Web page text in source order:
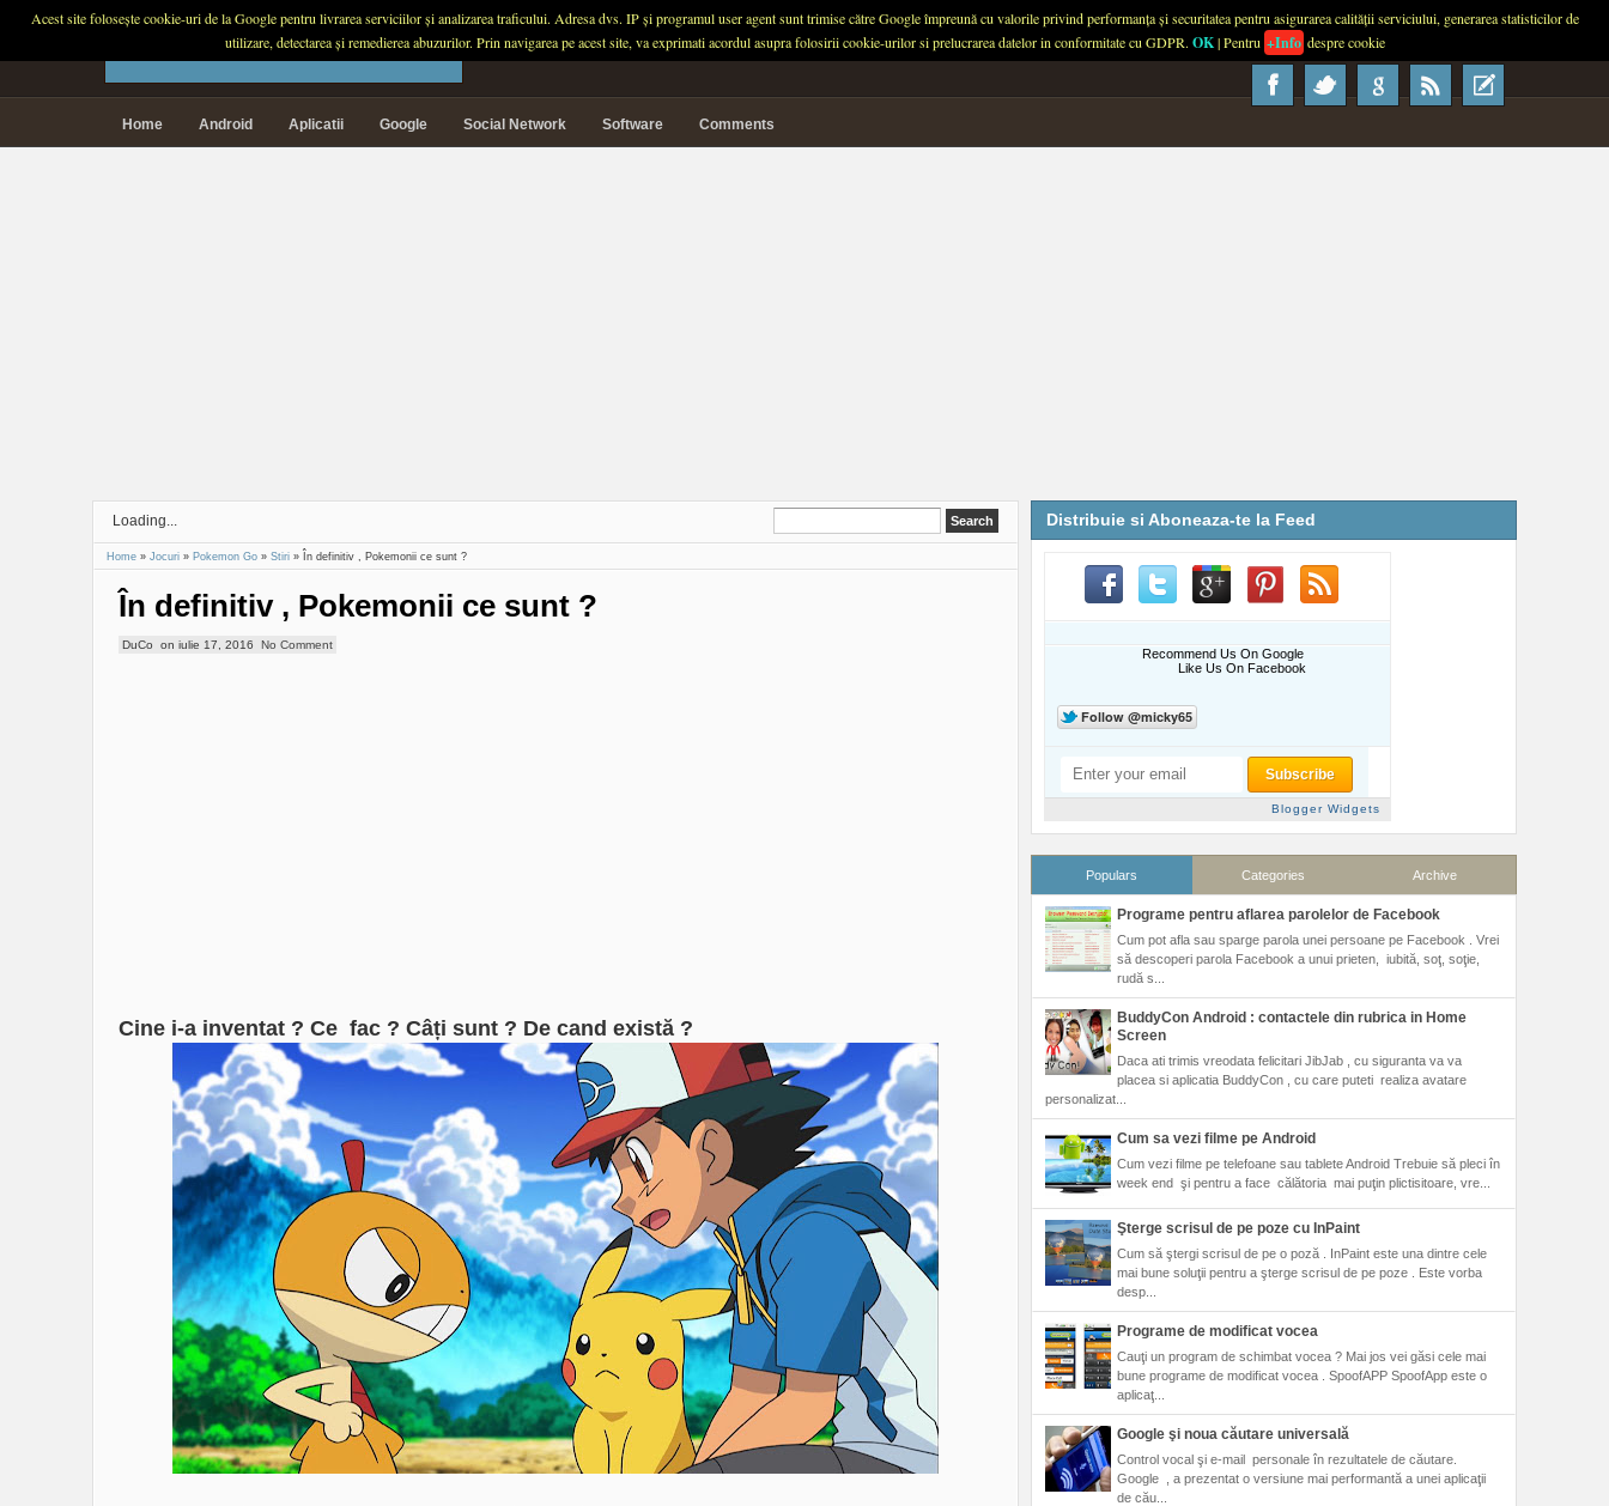
About Contact Advertise Usage
PLANETA TECH
Home Android Aplicatii Google Social Network Software Comments
Loading...
Home » Jocuri » Pokemon Go » Stiri » În definitiv , Pokemonii ce sunt ?
În definitiv , Pokemonii ce sunt ?
DuCo on iulie 17, 2016 No Comment
Cine i-a inventat ? Ce fac ? Câți sunt ? De cand există ?
Distribuie si Aboneaza-te la Feed
Recommend Us On Google
Like Us On Facebook
Blogger Widgets
Populars Categories Archive
Programe pentru aflarea parolelor de Facebook
Cum pot afla sau sparge parola unei persoane pe Facebook . Vrei
să descoperi parola Facebook a unui prieten, iubită, soţ, soţie,
rudă s...
BuddyCon Android : contactele din rubrica in Home
Screen
Daca ati trimis vreodata felicitari JibJab , cu siguranta va va
placea si aplicatia BuddyCon , cu care puteti realiza avatare
personalizat...
Cum sa vezi filme pe Android
Cum vezi filme pe telefoane sau tablete Android Trebuie să pleci în
week end şi pentru a face călătoria mai puţin plictisitoare, vre...
Şterge scrisul de pe poze cu InPaint
Cum să ştergi scrisul de pe o poză . InPaint este una dintre cele
mai bune soluţii pentru a şterge scrisul de pe poze . Este vorba
desp...
Programe de modificat vocea
Cauţi un program de schimbat vocea ? Mai jos vei găsi cele mai
bune programe de modificat vocea . SpoofAPP SpoofApp este o
aplicaţ...
Google şi noua căutare universală
Control vocal şi e-mail personale în rezultatele de căutare.
Google , a prezentat o versiune mai performantă a unei aplicaţii
de cău...
Acest site folosește cookie-uri de la Google pentru livrarea serviciilor și analizarea traficului. Adresa dvs. IP și programul user agent sunt trimise către Google împreună cu valorile privind performanța și securitatea pentru asigurarea calității serviciului, generarea statisticilor de
utilizare, detectarea și remedierea abuzurilor. Prin navigarea pe acest site, va exprimati acordul asupra folosirii cookie-urilor si prelucrarea datelor in conformitate cu GDPR. OK| Pentru +Info despre cookie